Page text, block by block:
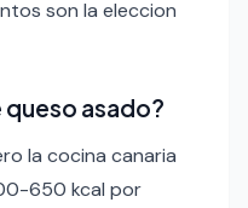
son la eleccion
asado?
la cocina canaria
650 kcal por